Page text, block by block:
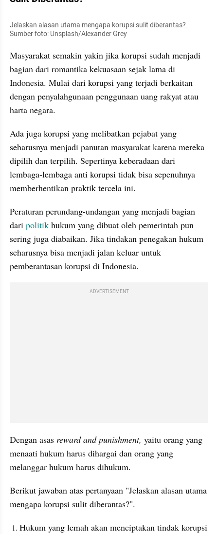
Jelaskan alasan utama mengapa korupsi sulit diberantas?.
Sumber foto: Unsplash/Alexander Grey
Masyarakat semakin yakin jika korupsi sudah menjadi
bagian dari romantika kekuasaan sejak lama di
Indonesia. Mulai dari korupsi yang terjadi berkaitan
dengan penyalahgunaan penggunaan uang rakyat atau
harta negara.
Ada juga korupsi yang melibatkan pejabat yang
seharusnya menjadi panutan masyarakat karena mereka
dipilih dan terpilih. Sepertinya keberadaan dari
lembaga-lembaga anti korupsi tidak bisa sepenuhnya
memberhentikan praktik tercela ini.
Peraturan perundang-undangan yang menjadi bagian
dari politik hukum yang dibuat oleh pemerintah pun
sering juga diabaikan. Jika tindakan penegakan hukum
seharusnya bisa menjadi jalan keluar untuk
pemberantasan korupsi di Indonesia.
ADVERTISEMENT
Dengan asas reward and punishment, yaitu orang yang
menaati hukum harus dihargai dan orang yang
melanggar hukum harus dihukum.
Berikut jawaban atas pertanyaan "Jelaskan alasan utama
mengapa korupsi sulit diberantas?".
Hukum yang lemah akan menciptakan tindak korupsi